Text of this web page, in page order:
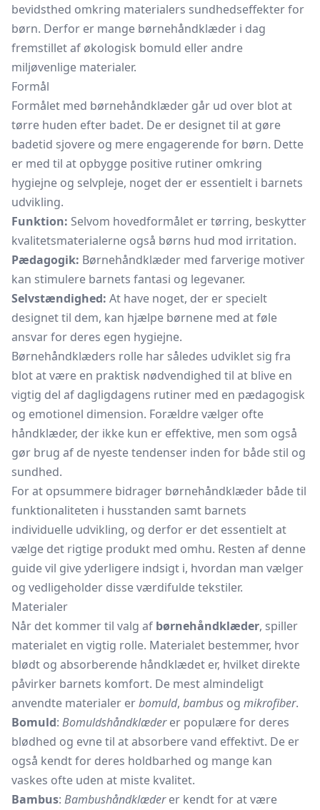
bevidsthed omkring materialers sundhedseffekter for
børn. Derfor er mange børnehåndklæder i dag
fremstillet af økologisk bomuld eller andre
miljøvenlige materialer.
Formål
Formålet med børnehåndklæder går ud over blot at
tørre huden efter badet. De er designet til at gøre
badetid sjovere og mere engagerende for børn. Dette
er med til at opbygge positive rutiner omkring
hygiejne og selvpleje, noget der er essentielt i barnets
udvikling.
Funktion: Selvom hovedformålet er tørring, beskytter
kvalitetsmaterialerne også børns hud mod irritation.
Pædagogik: Børnehåndklæder med farverige motiver
kan stimulere barnets fantasi og legevaner.
Selvstændighed: At have noget, der er specielt
designet til dem, kan hjælpe børnene med at føle
ansvar for deres egen hygiejne.
Børnehåndklæders rolle har således udviklet sig fra
blot at være en praktisk nødvendighed til at blive en
vigtig del af dagligdagens rutiner med en pædagogisk
og emotionel dimension. Forældre vælger ofte
håndklæder, der ikke kun er effektive, men som også
gør brug af de nyeste tendenser inden for både stil og
sundhed.
For at opsummere bidrager børnehåndklæder både til
funktionaliteten i husstanden samt barnets
individuelle udvikling, og derfor er det essentielt at
vælge det rigtige produkt med omhu. Resten af denne
guide vil give yderligere indsigt i, hvordan man vælger
og vedligeholder disse værdifulde tekstiler.
Materialer
Når det kommer til valg af børnehåndklæder, spiller
materialet en vigtig rolle. Materialet bestemmer, hvor
blødt og absorberende håndklædet er, hvilket direkte
påvirker barnets komfort. De mest almindeligt
anvendte materialer erbomuld, bambus og mikrofiber.
Bomuld: Bomuldshåndklæderer populære for deres
blødhed og evne til at absorbere vand effektivt. De er
også kendt for deres holdbarhed og mange kan
vaskes ofte uden at miste kvalitet.
Bambus: Bambushåndklæderer kendt for at være